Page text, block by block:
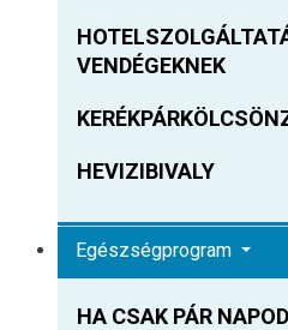
VENDÉGEKNEK
HEVIZIBIVALY
Egészségprogram
HA CSAK PÁR